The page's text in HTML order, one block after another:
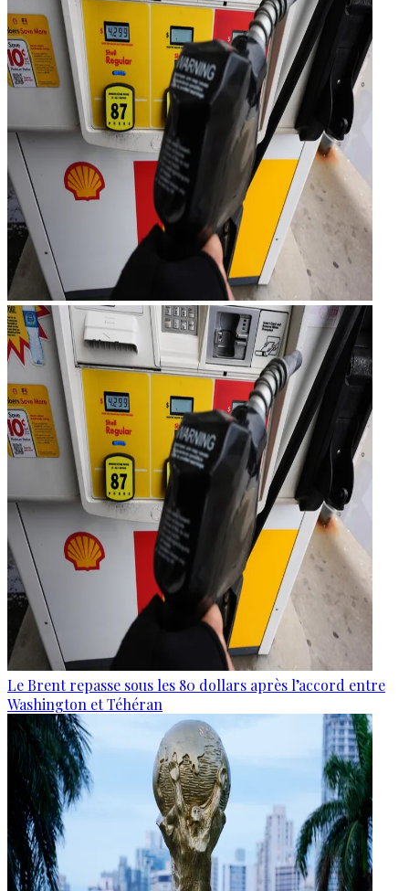
Le Brent repasse sous les 80 dollars après l’accord entre
Washington et Téhéran